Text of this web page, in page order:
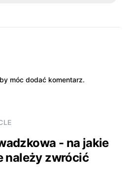
móc dodać komentarz.
- na jakie
należy zwrócić